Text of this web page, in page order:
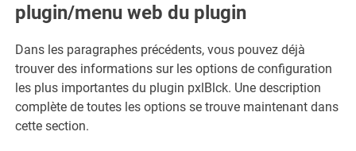
plugin/menu web du plugin
Dans les paragraphes précédents, vous pouvez déjà
trouver des informations sur les options de configuration
les plus importantes du plugin pxlBlck. Une description
complète de toutes les options se trouve maintenant dans
cette section.